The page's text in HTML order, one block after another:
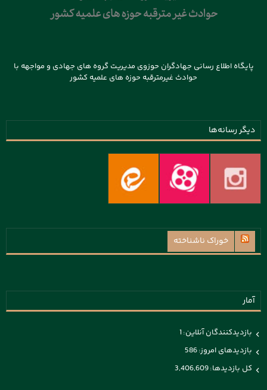
پایگاه اطلاع رسانی جهادگران حوزوی مدیریت گروه های جهادی و مواجهه با
حوادث غیرمترقبه حوزه های علمیه کشور
دیگر رسانه‌ها
خوراک ناشناخته
آمار
بازدیدکنندگان آنلاین:1
بازدیدهای امروز:586
کل بازدیدها:3,406,609